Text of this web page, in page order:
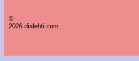
©
2026 dialehti.com